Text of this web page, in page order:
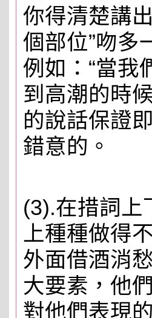
你得清楚講
個部位”吻多
例如：“當我
到高潮的時
的說話保證
錯意的。
(3).在措詞上
上種種做得
外面借酒消
大要素，他
對他們表現